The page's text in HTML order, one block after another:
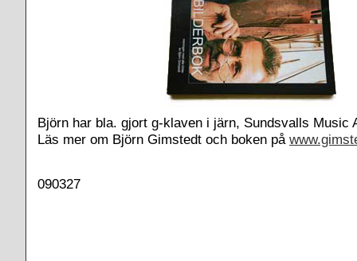
Björn har bla. gjort g-klaven i järn, Sundsvalls Music
Läs mer om Björn Gimstedt och boken på
090327